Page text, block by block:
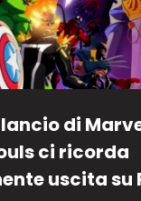
di
ci ricorda
uscita su